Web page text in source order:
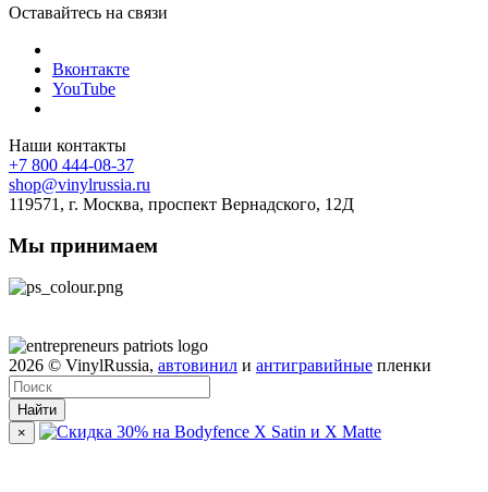
Оставайтесь на связи
Вконтакте
YouTube
Наши контакты
+7 800 444-08-37
shop@vinylrussia.ru
119571, г. Москва, проспект Вернадского, 12Д
Мы принимаем
2026 © VinylRussia, автовинил и антигравийные пленки
Найти
×